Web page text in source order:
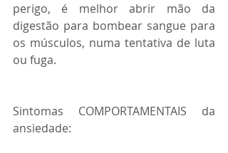
perigo, é melhor abrir mão da
digestão para bombear sangue para
os músculos, numa tentativa de luta
ou fuga.
Sintomas COMPORTAMENTAIS da
ansiedade: